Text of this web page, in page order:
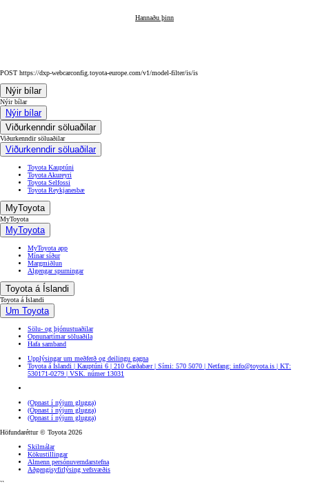
Proace Max:
Hannaðu þinn
POST https://dxp-webcarconfig.toyota-europe.com/v1/model-filter/is/is
Nýir bílar
Nýir bílar
Nýir bílar
Viðurkenndir söluaðilar
Viðurkenndir söluaðilar
Viðurkenndir söluaðilar
Toyota Kauptúni
Toyota Akureyri
Toyota Selfossi
Toyota Reykjanesbæ
MyToyota
MyToyota
MyToyota
MyToyota app
Mínar síður
Margmiðlun
Algengar spurningar
Toyota á Íslandi
Toyota á Íslandi
Um Toyota
Sölu- og þjónustuaðilar
Opnunartímar söluaðila
Hafa samband
Upplýsingar um meðferð og deilingu gagna
Toyota á Íslandi | Kauptúni 6 | 210 Garðabær | Sími: 570 5070 | Netfang: info@toyota.is | KT:
530171-0279 | VSK. númer 13031
(Opnast í nýjum glugga)
(Opnast í nýjum glugga)
(Opnast í nýjum glugga)
Höfundaréttur © Toyota 2026
Skilmálar
Kökustillingar
Almenn persónuverndarstefna
Aðgengisyfirlýsing vefsvæðis
``